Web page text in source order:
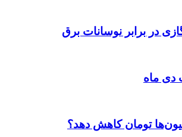
در برابر نوسانات برق
دی ماه
تومان کاهش دهد؟